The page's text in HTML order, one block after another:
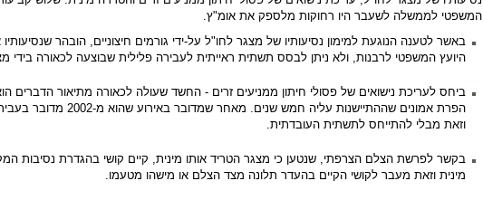
המשפטי לממשלה לשעבר היו רחוקות מלספק את אומ"ץ.
באשר לטענה הנוגעת למימון נסיעותיו של מצגר לחו"ל על-ידי גורמים חיצוניים, הובהר שנסיעותיו
היועץ המשפטי לרבנות, ולא ניתן לבסס תשתית ראייתית לעבירה פלילית שבוצעה לכאורה בידי
ביחס לעריכת נישואים של פסולי חיתון ממניעים זרים - החשד שעולה לכאורה מתיאור הדברים
הפרת אמונים שההתיישנות עליה חמש שנים. מאחר
וזאת מבלי להתייחס לתשתית העובדתית.
בקשר לפרשת הצלם הצרפתי, שנטען כי מצגר הטריד אותו מינית, קיים קושי בהגדרת נסיבות
מינית וזאת מעבר לקושי הקיים בהעדר תלונה מצד הצלם או מישהו מטעמו.